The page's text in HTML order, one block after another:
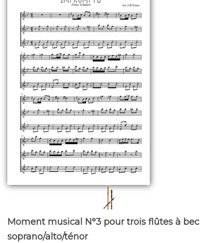
Moment musical N°3 pour trois flûtes à bec
soprano/alto/ténor